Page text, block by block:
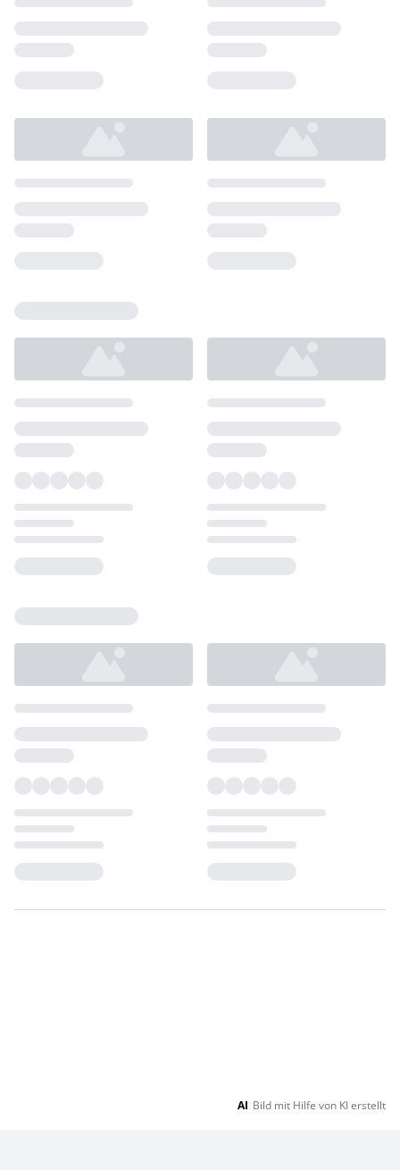
AI Bild mit Hilfe von KI erstellt